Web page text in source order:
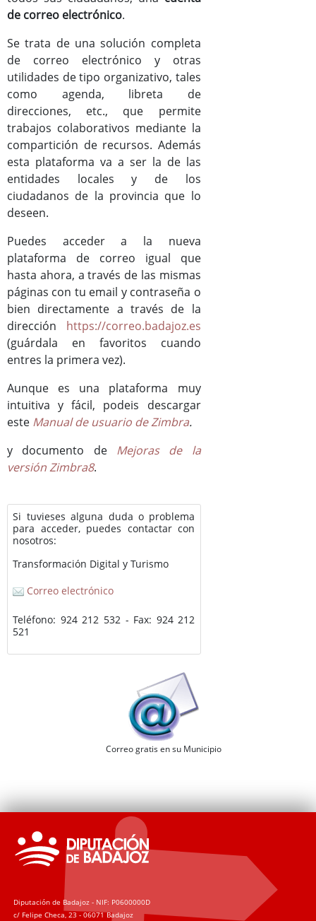
Mejoras versión Zimbra8
Manual de usuario de Zimbra
de correo electrónico.
Se trata de una solución completa
de correo electrónico y otras
utilidades de tipo organizativo, tales
como agenda, libreta de
direcciones, etc., que permite
trabajos colaborativos mediante la
compartición de recursos. Además
esta plataforma va a ser la de las
entidades locales y de los
ciudadanos de la provincia que lo
deseen.
Puedes acceder a la nueva
plataforma de correo igual que
hasta ahora, a través de las mismas
páginas con tu email y contraseña o
bien directamente a través de la
dirección https://correo.badajoz.es
(guárdala en favoritos cuando
entres la primera vez).
Aunque es una plataforma muy
intuitiva y fácil, podeis descargar
este Manual de usuario de Zimbra.
y documento de Mejoras de la
versión Zimbra8.
Si tuvieses alguna duda o problema
para acceder, puedes contactar con
nosotros:
Transformación Digital y Turismo
Correo electrónico
Teléfono: 924 212 532 - Fax: 924 212
521
Correo gratis en su Municipio
Diputación de Badajoz - NIF: P0600000D
c/ Felipe Checa, 23 - 06071 Badajoz